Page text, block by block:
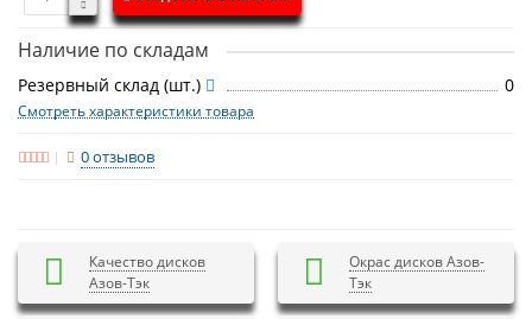
Наличие по складам
Резервный склад (шт.) 0
Смотреть характеристики товара
0 отзывов
Качество дисков
Азов-Тэк
Окрас дисков Азов-
Тэк